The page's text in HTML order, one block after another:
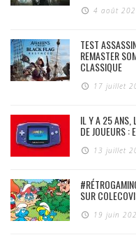
4 août
TEST
REMASTER
CLASSIQUE
17 juillet
IL Y A 25 ANS,
DE JOUEURS :
13 juillet
SUR
19 juin